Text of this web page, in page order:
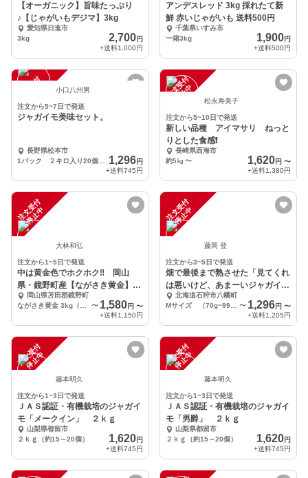
【オーガニック】旨味たっぷり
♪【じゃがいもデジマ】3kg
愛知県日進市
3kg
2,700円
+送料1,000円
アンデスレッド 3kg 採れたて新
鮮 赤いじゃがいも 送料500円
千葉県いすみ市
一箱3kg
1,900円
+送料500円
注
文
受
付
停
止 小口八州男
注文から5~7日で発送
ジャガイモ美味セット。
長野県松本市
1,296円
+送料745円
注
文
受
付
停
止
中 松永寿美子
注文から5~10日で発送
新しい品種 アイマサリ ねっと
りとした食感❗
長崎県西海市
約5㎏ 〜 1,620円 〜
+送料1,380円
注
文
受
付
停
止
中
大林和弘
注文から1~5日で発送
中は黄金色でホクホク‼ 岡山
県・鏡野町産【ながさき黄金】
3kg/6kg/9kg
岡山県苫田郡鏡野町
〜 1,580円 〜
+送料1,150円
注
文
受
付
停
止
中
藤岡 登
注文から3~5日で発送
畑で最後まで熟させた「見てくれ
は悪いけど、あまーいジャガイモ
（枯凋剤不使用）」
北海道石狩市八幡町
〜 1,296円 〜
+送料1,205円
注
文
受
付
停
止
中
藤本明久
注文から1~3日で発送
ＪＡＳ認証・有機栽培のジャガイ
モ「メークイン」 ２ｋｇ
山梨県都留市
２ｋｇ（約15～20個）
1,620円
+送料745円
注
文
受
付
停
止
中
藤本明久
注文から1~3日で発送
ＪＡＳ認証・有機栽培のジャガイ
モ「男爵」 ２ｋｇ
山梨県都留市
２ｋｇ（約15～20個）
1,620円
+送料745円